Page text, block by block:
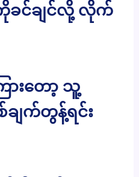
င်ချင်လို့ လိုက်
ားတော့ သူ့
ျက်တွန့်ရင်း